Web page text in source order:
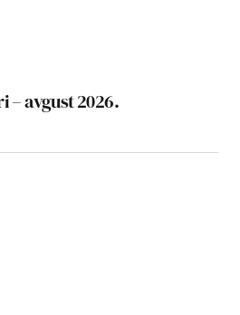
– avgust 2026.